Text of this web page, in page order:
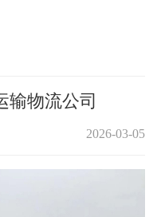
输物流公司
2026-03-05